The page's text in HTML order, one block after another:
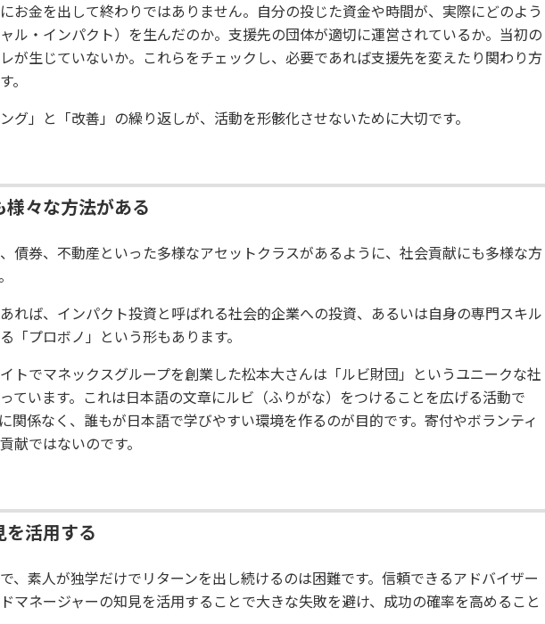
お金を出して終わりではありません。自分の投じた資金や時間が、実際にどのよう
ル・インパクト）を生んだのか。支援先の団体が適切に運営されているか。当初の
が生じていないか。これらをチェックし、必要であれば支援先を変えたり関わり方
。
グ」と「改善」の繰り返しが、活動を形骸化させないために大切です。
々な方法がある
債券、不動産といった多様なアセットクラスがあるように、社会貢献にも多様な方
れば、インパクト投資と呼ばれる社会的企業への投資、あるいは自身の専門スキル
「プロボノ」という形もあります。
トでマネックスグループを創業した松本大さんは「ルビ財団」というユニークな社
ています。これは日本語の文章にルビ（ふりがな）をつけることを広げる活動で
関係なく、誰もが日本語で学びやすい環境を作るのが目的です。寄付やボランティ
献ではないのです。
を活用する
、素人が独学だけでリターンを出し続けるのは困難です。信頼できるアドバイザー
マネージャーの知見を活用することで大きな失敗を避け、成功の確率を高めること